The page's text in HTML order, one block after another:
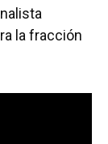
la fracción